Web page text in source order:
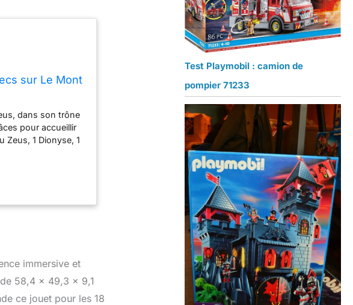
sur Le Mont
dans son trône
pour accueillir
Zeus, 1 Dionyse, 1
immersive et
58,4 x 49,3 x 9,1
ce jouet pour les 18
Test Playmobil : camion de
pompier 71233